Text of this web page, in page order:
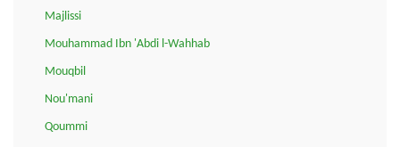
Majlissi
Mouhammad Ibn 'Abdi l-Wahhab
Mouqbil
Nou'mani
Qoummi